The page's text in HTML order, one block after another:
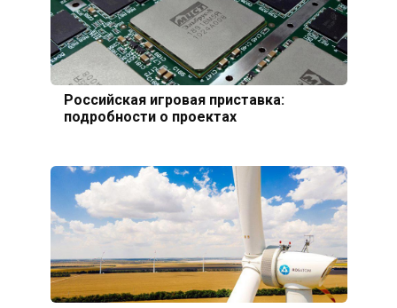
Российская игровая приставка:
подробности о проектах